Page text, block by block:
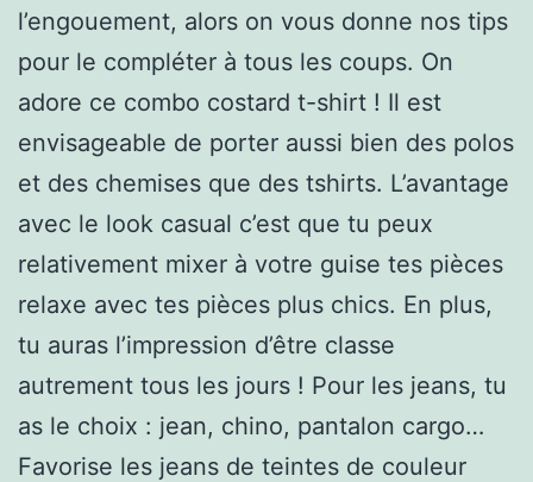
l’engouement, alors on vous donne nos tips
pour le compléter à tous les coups. On
adore ce combo costard t-shirt ! Il est
envisageable de porter aussi bien des polos
et des chemises que des tshirts. L’avantage
avec le look casual c’est que tu peux
relativement mixer à votre guise tes pièces
relaxe avec tes pièces plus chics. En plus,
tu auras l’impression d’être classe
autrement tous les jours ! Pour les jeans, tu
as le choix : jean, chino, pantalon cargo…
Favorise les jeans de teintes de couleur